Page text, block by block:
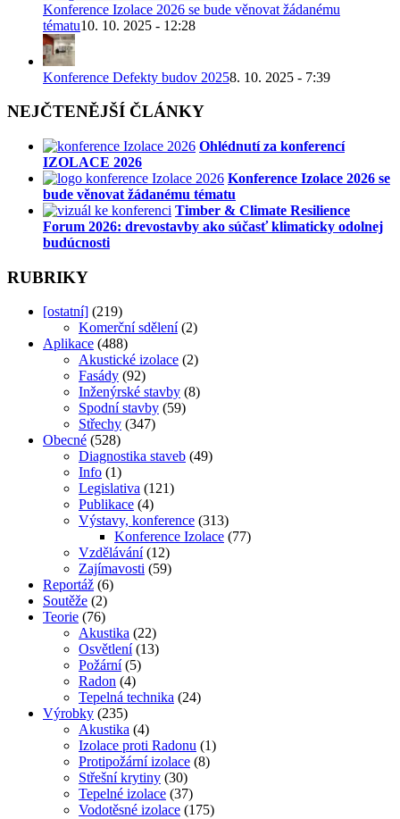
Konference Izolace 2026 se bude věnovat žádanému
tématu10. 10. 2025 - 12:28
Konference Defekty budov 20258. 10. 2025 - 7:39
NEJČTENĚJŠÍ ČLÁNKY
Ohlédnutí za konferencí
IZOLACE 2026
Konference Izolace 2026 se
bude věnovat žádanému tématu
Timber & Climate Resilience
Forum 2026: drevostavby ako súčasť klimaticky odolnej
budúcnosti
RUBRIKY
[ostatní] (219)
Komerční sdělení (2)
Aplikace (488)
Akustické izolace (2)
Fasády (92)
Inženýrské stavby (8)
Spodní stavby (59)
Střechy (347)
Obecné (528)
Diagnostika staveb (49)
Info (1)
Legislativa (121)
Publikace (4)
Výstavy, konference (313)
Konference Izolace (77)
Vzdělávání (12)
Zajímavosti (59)
Reportáž (6)
Soutěže (2)
Teorie (76)
Akustika (22)
Osvětlení (13)
Požární (5)
Radon (4)
Tepelná technika (24)
Výrobky (235)
Akustika (4)
Izolace proti Radonu (1)
Protipožární izolace (8)
Střešní krytiny (30)
Tepelné izolace (37)
Vodotěsné izolace (175)